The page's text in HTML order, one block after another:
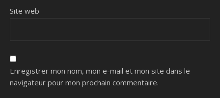
Site web
Enregistrer mon nom, mon e-mail et mon site dans le
navigateur pour mon prochain commentaire.